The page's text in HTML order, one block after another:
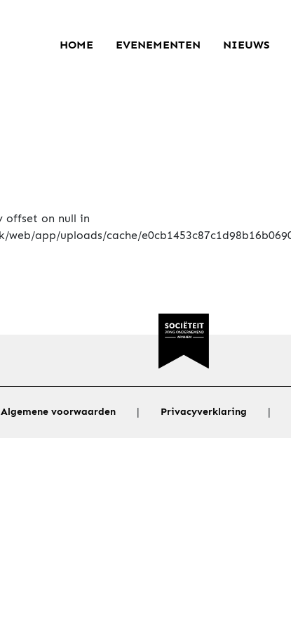
HOME EVENEMENTEN NIEUWS
Algemene voorwaarden | Privacyverklaring |